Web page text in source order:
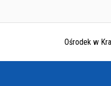
Ośrodek w